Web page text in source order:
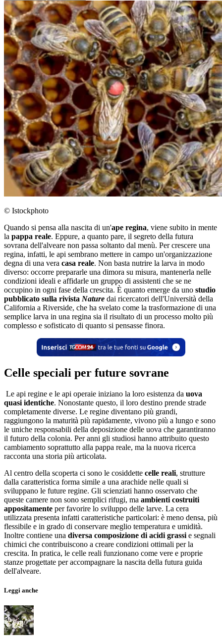
© Istockphoto
Quando si pensa alla nascita di un'ape regina, viene subito in mente
la pappa reale. Eppure, a quanto pare, il segreto della futura
sovrana dell'alveare non passa soltanto dal menù. Per crescere una
regina, infatti, le api sembrano mettere in campo un'organizzazione
degna di una vera casa reale. Non basta nutrire la larva in modo
diverso: occorre prepararle una dimora su misura, mantenerla nelle
condizioni ideali e affidarle un gruppo di assistenti che se ne
occupino in ogni fase della crescita. È quanto emerge da uno studio
pubblicato sulla rivista Nature dai ricercatori dell'Università della
California a Riverside, che ha svelato come la trasformazione di una
semplice larva in una regina sia il risultato di un processo molto più
complesso e sofisticato di quanto si pensasse finora.
Celle speciali per future sovrane
Le api regine e le api operaie iniziano la loro esistenza da uova
quasi identiche. Nonostante questo, il loro destino prende strade
completamente diverse. Le regine diventano più grandi,
raggiungono la maturità più rapidamente, vivono più a lungo e sono
le uniche responsabili della deposizione delle uova che garantiranno
il futuro della colonia. Per anni gli studiosi hanno attribuito questo
cambiamento soprattutto alla pappa reale, ma la nuova ricerca
racconta una storia più articolata.
Al centro della scoperta ci sono le cosiddette celle reali, strutture
dalla caratteristica forma simile a una arachide nelle quali si
sviluppano le future regine. Gli scienziati hanno osservato che
queste camere non sono semplici rifugi, ma ambienti costruiti
appositamente per favorire lo sviluppo delle larve. La cera
utilizzata presenta infatti caratteristiche particolari: è meno densa, più
flessibile e in grado di conservare meglio temperatura e umidità.
Inoltre contiene una diversa composizione di acidi grassi e segnali
chimici che contribuiscono a creare condizioni ottimali per la
crescita. In pratica, le celle reali funzionano come vere e proprie
stanze progettate per accompagnare la nascita della futura guida
dell'alveare.
Leggi anche